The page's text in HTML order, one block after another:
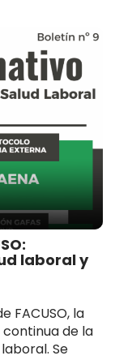
laboral y
FACUSO, la
de la
Se